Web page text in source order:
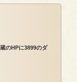
のHPに3899のダ